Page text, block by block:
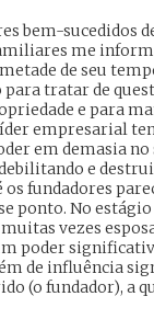
bem-sucedidos
me
de seu
tratar de
e para
empresarial
em demasia no
e
os fundadores
ponto. No estágio
vezes
poder
de influência
(o fundador), a